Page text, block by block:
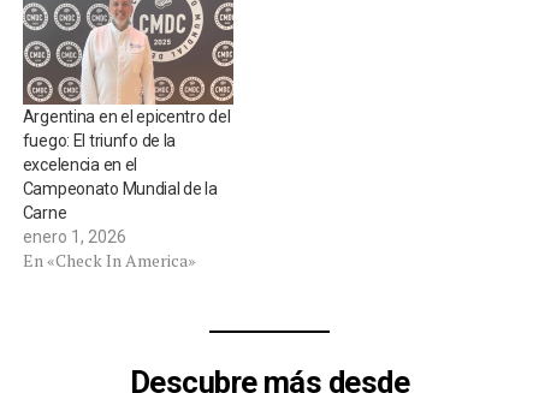
Argentina en el epicentro del
fuego: El triunfo de la
excelencia en el
Campeonato Mundial de la
Carne
enero 1, 2026
En «Check In America»
Descubre más desde